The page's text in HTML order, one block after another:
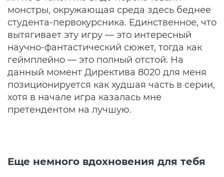
монстры, окружающая среда здесь беднее
студента-первокурсника. Единственное, что
вытягивает эту игру — это интересный
научно-фантастический сюжет, тогда как
геймплейно — это полный отстой. На
данный момент Директива 8020 для меня
позиционируется как худшая часть в серии,
хотя в начале игра казалась мне
претендентом на лучшую.
Еще немного вдохновения для тебя